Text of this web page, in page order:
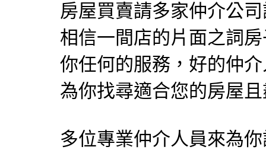
房屋買賣請多家仲介公
相信一間店的片面之詞
你任何的服務，好的仲
為你找尋適合您的房屋
多位專業仲介人員來為